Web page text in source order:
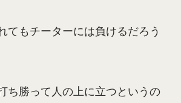
てもチーターには負けるだろう
ち勝って人の上に立つというの